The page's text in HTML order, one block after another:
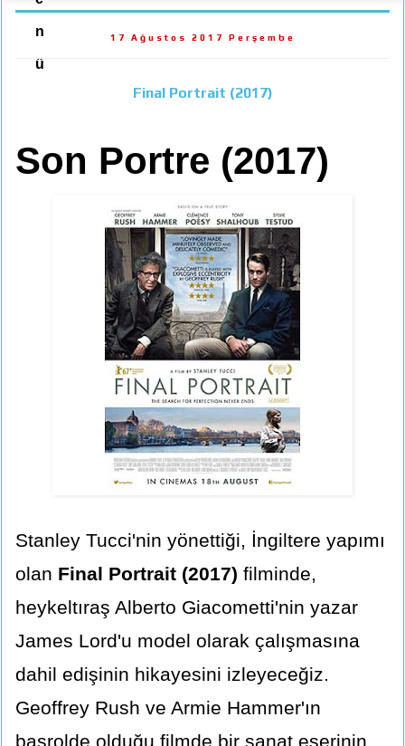
n
ü
17 Ağustos 2017 Perşembe
Final Portrait (2017)
Son Portre (2017)
Stanley Tucci'nin yönettiği, İngiltere yapımı
olan Final Portrait (2017) filminde,
heykeltıraş Alberto Giacometti'nin yazar
James Lord'u model olarak çalışmasına
dahil edişinin hikayesini izleyeceğiz.
Geoffrey Rush ve Armie Hammer'ın
başrolde olduğu filmde bir sanat eserinin